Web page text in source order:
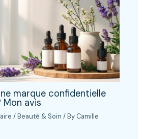
marque confidentielle
avis
/Beauté & Soin / By Camille